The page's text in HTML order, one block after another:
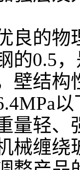
良的物
的0.5
壁结
量轻、
缠绕玻